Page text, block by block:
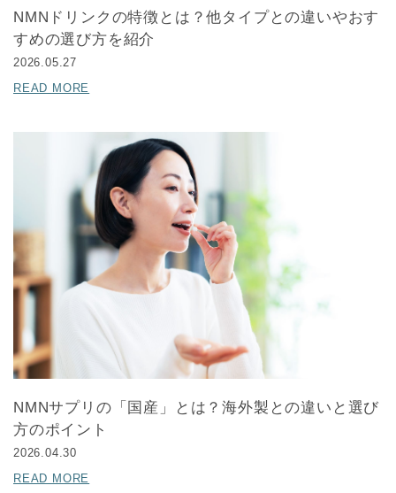
NMNドリンクの特徴とは？他タイプとの違いやおす
すめの選び方を紹介
2026.05.27
READ MORE
NMNサプリの「国産」とは？海外製との違いと選び
方のポイント
2026.04.30
READ MORE